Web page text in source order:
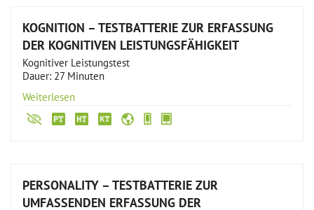
KOGNITION – TESTBATTERIE ZUR ERFASSUNG
DER KOGNITIVEN LEISTUNGSFÄHIGKEIT
Kognitiver Leistungstest
Dauer: 27 Minuten
Weiterlesen
PERSONALITY – TESTBATTERIE ZUR
UMFASSENDEN ERFASSUNG DER